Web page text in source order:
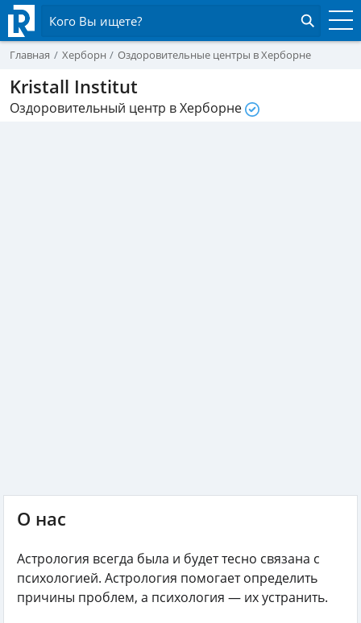
Кого Вы ищете?
Главная Херборн Оздоровительные центры в Херборне
Kristall Institut
Оздоровительный центр в Херборне
О нас
Астрология всегда была и будет тесно связана с
психологией. Астрология помогает определить
причины проблем, а психология — их устранить.